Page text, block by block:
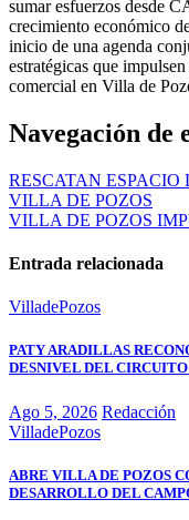
sumar esfuerzos desde
crecimiento económico
inicio de una agenda
estratégicas que
comercial en Villa de
Navegación de
RESCATAN ESPACIO
VILLA DE POZOS
VILLA DE POZOS
Entrada relacionada
VilladePozos
PATY ARADILLAS
DESNIVEL DEL
Ago 5, 2026 Redacción
VilladePozos
ABRE VILLA DE POZOS
DESARROLLO DEL